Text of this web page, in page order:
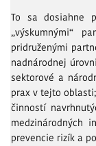
To sa dosiahne
„výskumnými“
pridruženými
nadnárodnej
sektorové a
prax v tejto
činností
medzinárodných
prevencie rizík a